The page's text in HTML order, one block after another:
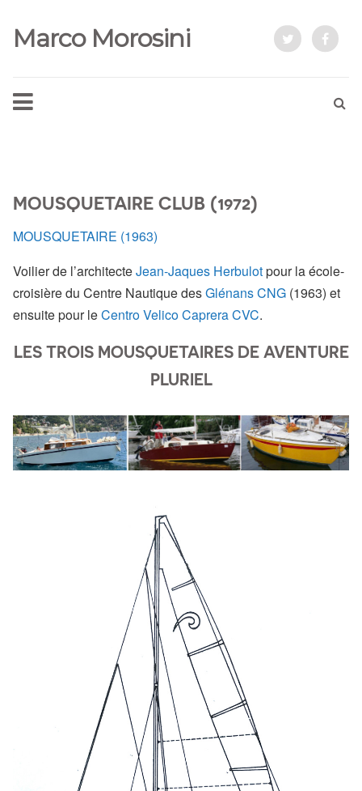
Marco Morosini
MOUSQUETAIRE CLUB (1972)
MOUSQUETAIRE (1963)
Voilier de l’architecteJean-Jaques Herbulotpour la école-
croisière du Centre Nautique desGlénans CNG (1963) et
ensuite pour leCentro Velico Caprera CVC.
LES TROIS MOUSQUETAIRES DE AVENTURE
PLURIEL